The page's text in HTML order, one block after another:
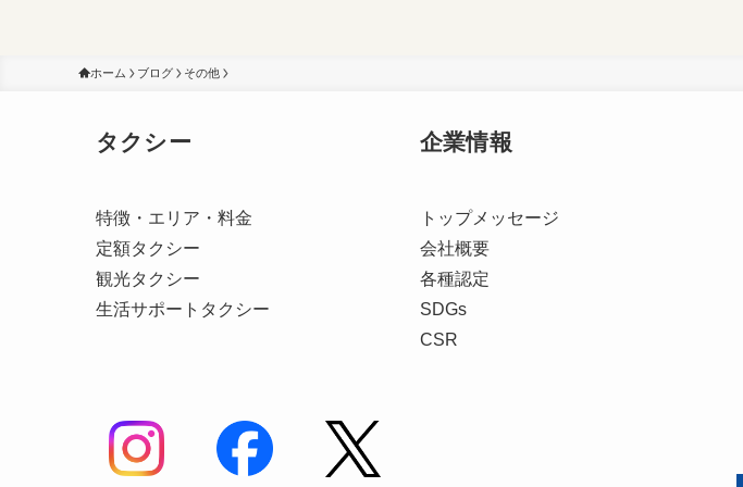
ホーム ブログ その他
タクシー
特徴・エリア・料金
定額タクシー
観光タクシー
生活サポートタクシー
企業情報
トップメッセージ
会社概要
各種認定
SDGs
CSR